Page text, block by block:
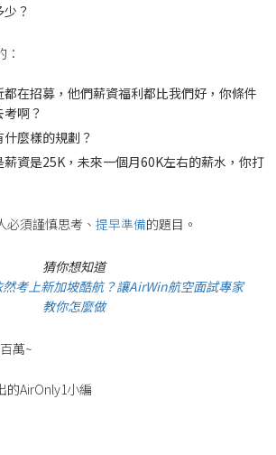
？
在招募，他們薪資福利都比我們好，你條件
啊？
麼樣的規劃？
資是25K，未來一個月60K左右的薪水，你打
須謹慎思考、 提早準備的題目。
猜你想知道
考上新加坡酷航？讓AirWin航空面試專家
教你怎麼做
萬~
的AirOnly1小編